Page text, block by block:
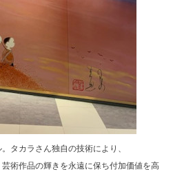
タカラさん独自の技術により、
術作品の輝きを永遠に保ち付加価値を高